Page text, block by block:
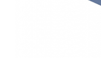
Masini de gaurit -